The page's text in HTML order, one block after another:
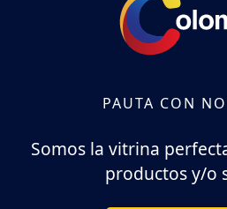
PAUTA CON
Somos la vitrina
productos y/o